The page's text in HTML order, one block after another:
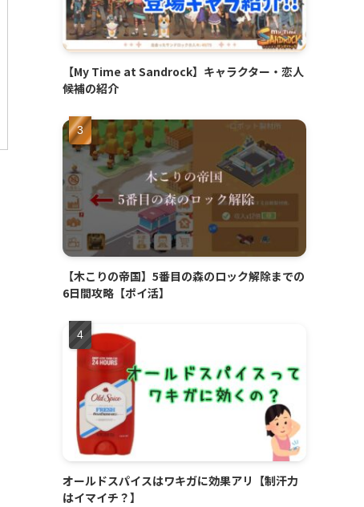
【My Time at Sandrock】キャラクター・恋人
候補の紹介
【木こりの帝国】5番目の森のロック解除までの
6日間攻略【ポイ活】
オールドスパイスはワキガに効果アリ【制汗力
はイマイチ？】